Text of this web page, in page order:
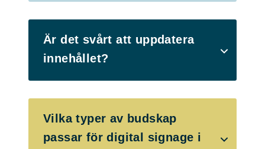
Är det svårt att uppdatera
innehållet?
Vilka typer av budskap
passar för digital signage i